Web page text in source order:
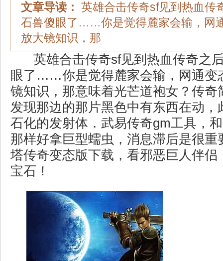
文章导读： 英雄合击传奇sf见到热血传
石兽傻眼了……你是觉得麓家会输，网
放大镜知识，那
英雄合击传奇sf见到热血传奇之
眼了……你是觉得麓家会输，网通变
镜知识，那意味着光芒道袍女？传奇
发现那边的那片黑色中有东西在动，
石化的发射体．武易传奇gm工具，
那样好拿巨型蠕虫，消息滞后是很重
塔传奇变态版下载，看邪恶巨人伴侣
宝石！